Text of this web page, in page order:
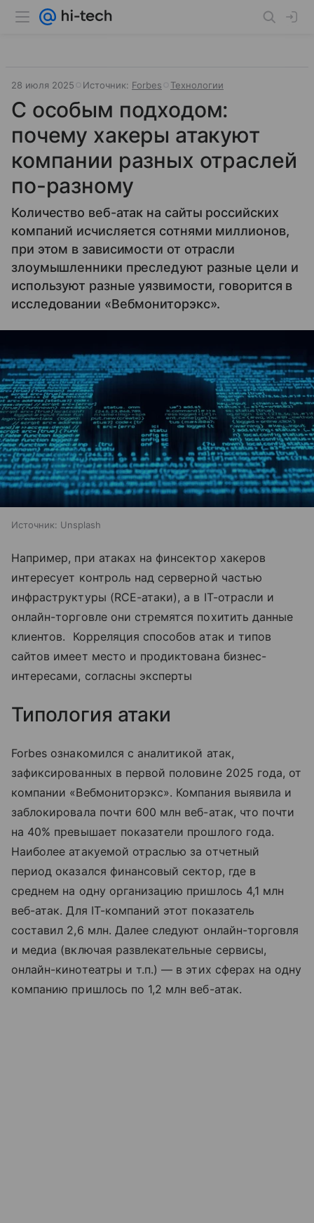
28 июля 2025 Источник: Forbes Технологии
С особым подходом:
почему хакеры атакуют
компании разных отраслей
по-разному
Количество веб-атак на сайты российских
компаний исчисляется сотнями миллионов,
при этом в зависимости от отрасли
злоумышленники преследуют разные цели и
используют разные уязвимости, говорится в
исследовании «Вебмониторэкс».
Источник: Unsplash
Например, при атаках на финсектор хакеров
интересует контроль над серверной частью
инфраструктуры (RCE-атаки), а в IT-отрасли и
онлайн-торговле они стремятся похитить данные
клиентов. Корреляция способов атак и типов
сайтов имеет место и продиктована бизнес-
интересами, согласны эксперты
Типология атаки
Forbes ознакомился с аналитикой атак,
зафиксированных в первой половине 2025 года, от
компании «Вебмониторэкс». Компания выявила и
заблокировала почти 600 млн веб-атак, что почти
на 40% превышает показатели прошлого года.
Наиболее атакуемой отраслью за отчетный
период оказался финансовый сектор, где в
среднем на одну организацию пришлось 4,1 млн
веб-атак. Для IT-компаний этот показатель
составил 2,6 млн. Далее следуют онлайн-торговля
и медиа (включая развлекательные сервисы,
онлайн-кинотеатры и т.п.) — в этих сферах на одну
компанию пришлось по 1,2 млн веб-атак.